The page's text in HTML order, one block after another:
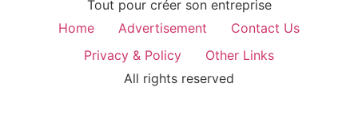
Tout pour créer son entreprise
Home
Advertisement
Contact Us
Privacy & Policy
Other Links
All rights reserved